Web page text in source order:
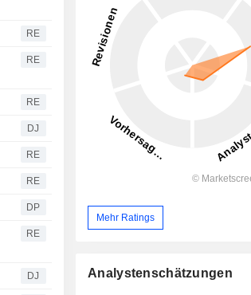
RE
RE
RE
DJ
RE
RE
DP
RE
DJ
Mehr Ratings
Analystenschätzungen